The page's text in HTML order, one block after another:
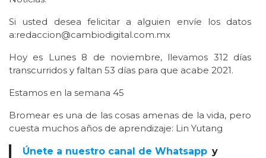
Si usted desea felicitar a alguien envíe los datos
a:redaccion@cambiodigital.com.mx
Hoy es Lunes 8 de noviembre, llevamos 312 días
transcurridos y faltan 53 días para que acabe 2021.
Estamos en la semana 45
Bromear es una de las cosas amenas de la vida, pero
cuesta muchos años de aprendizaje: Lin Yutang
Únete a nuestro canal de Whatsapp y